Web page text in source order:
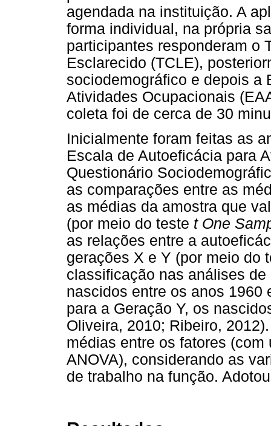
agendada na instituição. A
forma individual, na própria
participantes responderam o
Esclarecido (TCLE),
sociodemográfico e depois a
Atividades Ocupacionais
coleta foi de cerca de 30
Inicialmente foram feitas as
Escala de Autoeficácia para
Questionário
as comparações entre as
as médias da amostra que
(por meio do teste t One
as relações entre a
gerações X e Y (por meio do
classificação nas análises
nascidos entre os anos 1960
para a Geração Y, os
Oliveira, 2010; Ribeiro,
médias entre os fatores
ANOVA), considerando as
de trabalho na função.